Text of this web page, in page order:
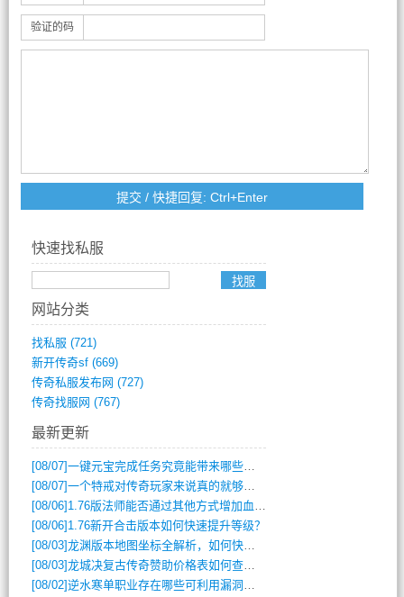
验证的码
快速找私服
网站分类
找私服 (721)
新开传奇sf(669)
传奇私服发布网 (727)
传奇找服网 (767)
最新更新
[08/07]一键元宝完成任务究竟能带来哪些超值优势？
[08/07]一个特戒对传奇玩家来说真的就够用了吗？
[08/06] 1.76版法师能否通过其他方式增加血量？
[08/06] 1.76新开合击版本如何快速提升等级？
[08/03]龙渊版本地图坐标全解析，如何快速定位BOSS位置？
[08/03]龙城决复古传奇赞助价格表如何查询？
[08/02]逆水寒单职业存在哪些可利用漏洞？如何快速提升战力？